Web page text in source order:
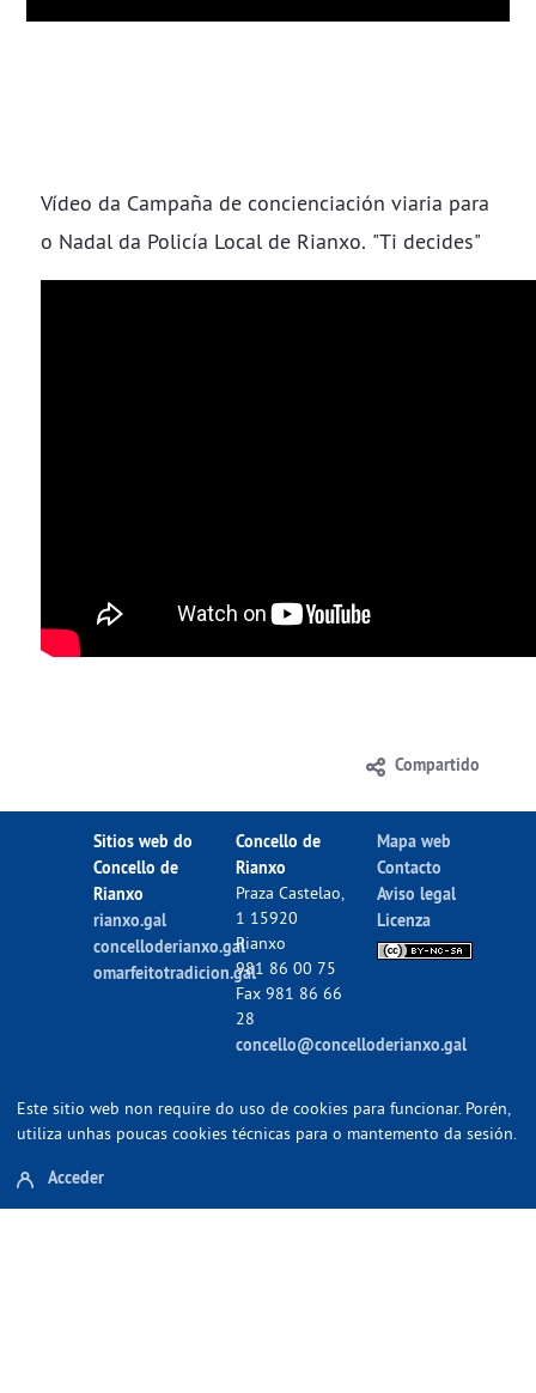
Vídeo da Campaña de concienciación viaria para
o Nadal da Policía Local de Rianxo. "Ti decides"
Compartido
Sitios web do
Concello de
Rianxo
rianxo.gal
concelloderianxo.gal
omarfeitotradicion.gal
Concello de
Rianxo
Praza Castelao,
1 15920
Rianxo
981 86 00 75
Fax 981 86 66
28
concello@concelloderianxo.gal
Mapa web
Contacto
Aviso legal
Licenza
Este sitio web non require do uso de cookies para funcionar. Porén,
utiliza unhas poucas cookies técnicas para o mantemento da sesión.
Acceder